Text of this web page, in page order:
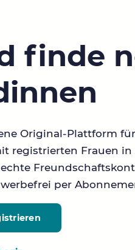
finde
Original-Plattform
registrierten Frauen
per